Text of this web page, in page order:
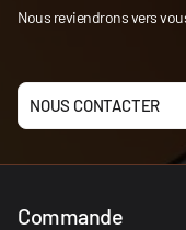
Nous reviendrons vers
NOUS CONTACTER
Commande